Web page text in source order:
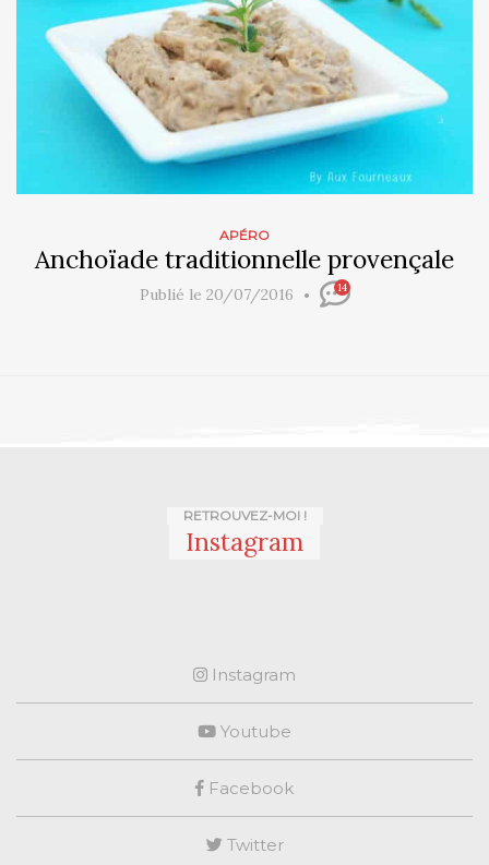
APÉRO
Anchoïade traditionnelle provençale
Publié le 20/07/2016 14
RETROUVEZ-MOI !
Instagram
Instagram
Youtube
Facebook
Twitter